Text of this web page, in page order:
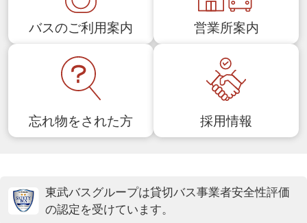
バスのご利用案内 営業所案内
忘れ物をされた方 採用情報
東武バスグループは貸切バス事業者安全性評価
の認定を受けています。